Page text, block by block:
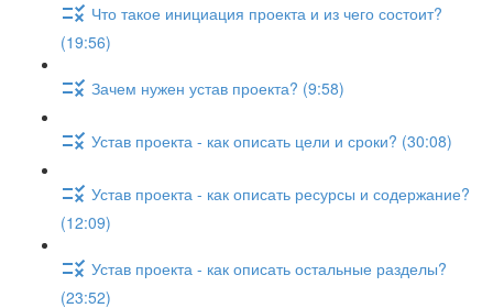
Что такое инициация проекта и из чего состоит?
(19:56)
Зачем нужен устав проекта? (9:58)
Устав проекта - как описать цели и сроки? (30:08)
Устав проекта - как описать ресурсы и содержание?
(12:09)
Устав проекта - как описать остальные разделы?
(23:52)